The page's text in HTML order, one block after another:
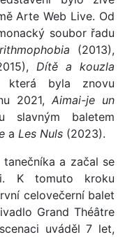
Arte Web Live. Od
soubor řadu
(2013),
Dítě a kouzla
byla znovu
2021, Aimai-je un
slavným baletem
a Les Nuls (2023).
a začal se
K tomuto kroku
celovečerní balet
Grand Théâtre
uváděl 7 let,